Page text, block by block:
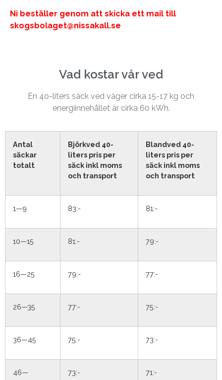
Ni beställer genom att skicka ett mail till
skogsbolaget@nissakall.se
Vad kostar vår ved
En 4o-liters säck ved väger cirka 15-17 kg och
energiinnehållet är cirka 60 kWh.
Antal
säckar
totalt
Björkved 40-
liters pris per
säck inkl moms
och transport
Blandved 40-
liters pris per
säck inkl moms
och transport
1—9 83:- 81:-
10—15 81:- 79:-
16—25 79:- 77:-
26—35 77:- 75:-
36—45 75:- 73:-
46— 73:- 71:-